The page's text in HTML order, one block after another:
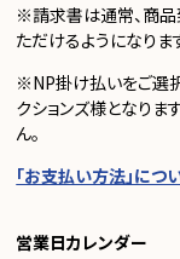
※請求書は通常、商
ただけるようになりま
※NP掛け払いをご選
クションズ様となりま
ん。
「お支払い方法」につ
営業日カレンダー